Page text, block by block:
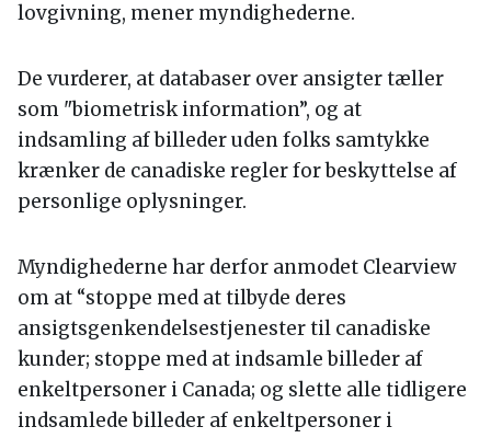
lovgivning, mener myndighederne.
De vurderer, at databaser over ansigter tæller
som "biometrisk information”, og at
indsamling af billeder uden folks samtykke
krænker de canadiske regler for beskyttelse af
personlige oplysninger.
Myndighederne har derfor anmodet Clearview
om at “stoppe med at tilbyde deres
ansigtsgenkendelsestjenester til canadiske
kunder; stoppe med at indsamle billeder af
enkeltpersoner i Canada; og slette alle tidligere
indsamlede billeder af enkeltpersoner i